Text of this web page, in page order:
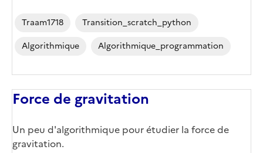
Traam1718
Transition_scratch_python
Algorithmique
Algorithmique_programmation
Force de gravitation
Un peu d'algorithmique pour étudier la force de
gravitation.